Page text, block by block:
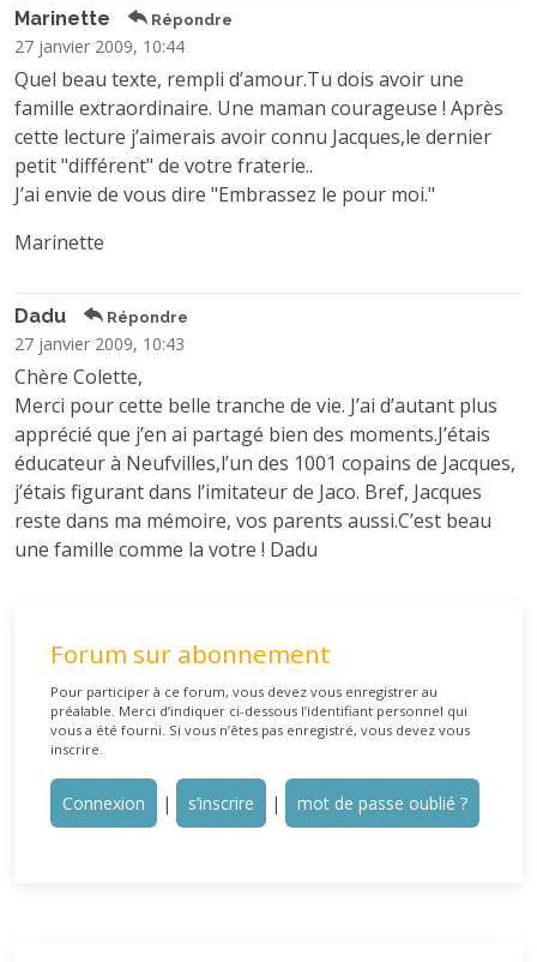
Marinette Répondre
27 janvier 2009, 10:44
Quel beau texte, rempli d’amour.Tu dois avoir une
famille extraordinaire. Une maman courageuse ! Après
cette lecture j’aimerais avoir connu Jacques,le dernier
petit "différent" de votre fraterie..
J’ai envie de vous dire "Embrassez le pour moi."
Marinette
Dadu Répondre
27 janvier 2009, 10:43
Chère Colette,
Merci pour cette belle tranche de vie. J’ai d’autant plus
apprécié que j’en ai partagé bien des moments.J’étais
éducateur à Neufvilles,l’un des 1001 copains de Jacques,
j’étais figurant dans l’imitateur de Jaco. Bref, Jacques
reste dans ma mémoire, vos parents aussi.C’est beau
une famille comme la votre ! Dadu
Forum sur abonnement
Pour participer à ce forum, vous devez vous enregistrer au
préalable. Merci d’indiquer ci-dessous l’identifiant personnel qui
vous a été fourni. Si vous n’êtes pas enregistré, vous devez vous
inscrire.
Connexion | s’inscrire | mot de passe oublié ?